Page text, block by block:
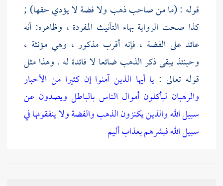
قوله : (ما من صاحب ذهب ولا فضة لا يؤدي حقها) ;
كذا صحت الرواية بهاء التأنيث المفردة ، وظاهره: أنه
عائد على الفضة ، فإنه أقرب مذكور ، وهي مؤنثة ،
وحينئذ يبقى ذكر الذهب ضائعا لا فائدة له . وهذا مثل
قوله تعالى : يا أيها الذين آمنوا إن كثيرا من الأحبار
والرهبان ليأكلون أموال الناس بالباطل ويصدون عن
سبيل الله والذين يكنزون الذهب والفضة ولا ينفقونها في
سبيل الله فبشرهم بعذاب أليم
وقد حمل هذا على الاكتفاء بذكر أحدهما عن الآخر ، كما